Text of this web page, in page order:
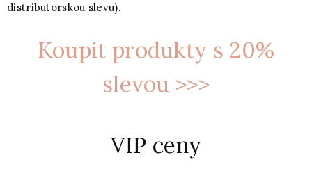
distributorskou slevu).
Koupit produkty s 20%
slevou >>>
VIP ceny